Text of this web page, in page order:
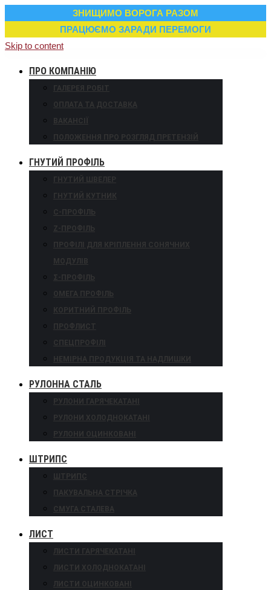
ЗНИЩИМО ВОРОГА РАЗОМ
ПРАЦЮЄМО ЗАРАДИ ПЕРЕМОГИ
Skip to content
ПРО КОМПАНІЮ
ГАЛЕРЕЯ РОБІТ
ОПЛАТА ТА ДОСТАВКА
ВАКАНСІЇ
ПОЛОЖЕННЯ ПРО РОЗГЛЯД ПРЕТЕНЗІЙ
ГНУТИЙ ПРОФІЛЬ
ГНУТИЙ ШВЕЛЕР
ГНУТИЙ КУТНИК
С-ПРОФІЛЬ
Z-ПРОФІЛЬ
ПРОФІЛІ ДЛЯ КРІПЛЕННЯ СОНЯЧНИХ
МОДУЛІВ
Σ-ПРОФІЛЬ
ОМЕГА ПРОФІЛЬ
КОРИТНИЙ ПРОФІЛЬ
ПРОФЛИСТ
СПЕЦПРОФІЛІ
НЕМІРНА ПРОДУКЦІЯ ТА НАДЛИШКИ
РУЛОННА СТАЛЬ
РУЛОНИ ГАРЯЧЕКАТАНІ
РУЛОНИ ХОЛОДНОКАТАНІ
РУЛОНИ ОЦИНКОВАНІ
ШТРИПС
ШТРИПС
ПАКУВАЛЬНА СТРІЧКА
СМУГА СТАЛЕВА
ЛИСТ
ЛИСТИ ГАРЯЧЕКАТАНІ
ЛИСТИ ХОЛОДНОКАТАНІ
ЛИСТИ ОЦИНКОВАНІ